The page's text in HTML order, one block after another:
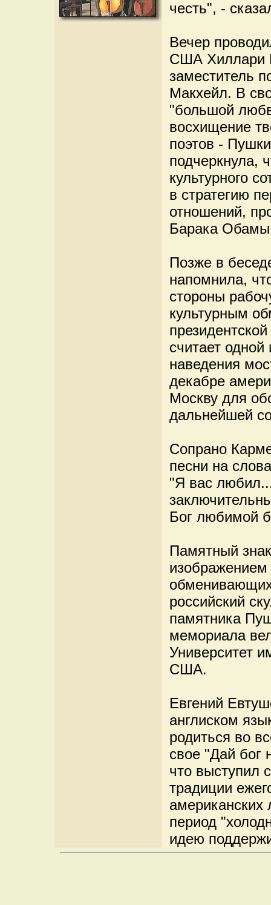
честь", -
Вечер
США Хиллари
заместитель
Макхейл. В
"большой
восхищение
поэтов -
подчеркнула,
культурного
в стратегию
отношений,
Барака
Позже в
напомнила,
стороны
культурным
считает
наведения
декабре
Москву для
дальнейшей
Сопрано
песни на
"Я вас
Бог любимой
Памятный
российский
памятника
мемориала
Университет
США.
Евгений
англиском
родиться во
свое "Дай бог
что выступил
традиции
американских
период
идею